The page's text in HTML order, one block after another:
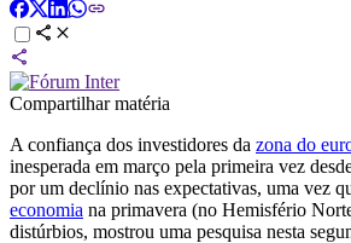
Compartilhar matéria
A confiança dos investidores da zona do
inesperada em março pela primeira vez
por um declínio nas expectativas, uma vez
economia na primavera (no Hemisfério
distúrbios, mostrou uma pesquisa nesta